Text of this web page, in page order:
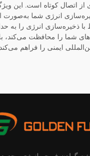
از اتصال کوتاه است. این
انرژی شما به‌صورت
ذخیره‌سازی انرژی را به
شما را محافظت می‌کند،
ایمنی را فراهم